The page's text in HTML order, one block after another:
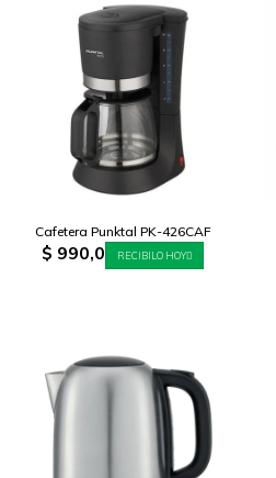
Cafetera Punktal PK-426CAF
$ 990,0 RECIBILO HOY